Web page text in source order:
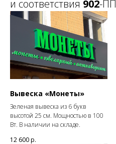
и соответствия 902-ПП
Вывеска «Монеты»
Зеленая вывеска из 6 букв
высотой 25 см. Мощностью в 100
Вт. В наличии на складе.
12 600р.